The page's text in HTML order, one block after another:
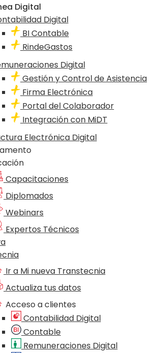
Digital
Digital
BI Contable
RindeGastos
Digital
Gestión y Control de Asistencia
Firma Electrónica
Portal del Colaborador
Integración con MiDT
Electrónica Digital
Capacitaciones
Diplomados
Webinars
Expertos Técnicos
Ir a Mi nueva Transtecnia
Actualiza tus datos
Acceso a clientes
Contabilidad Digital
Contable
Remuneraciones Digital